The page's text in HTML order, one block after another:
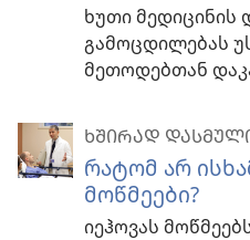
ხუთი მედიცინის
გამოცდილებას
მეთოდებთან
ᲮᲨᲘᲠᲐᲓ
რატომ არ
მოწმეები?
იეჰოვას